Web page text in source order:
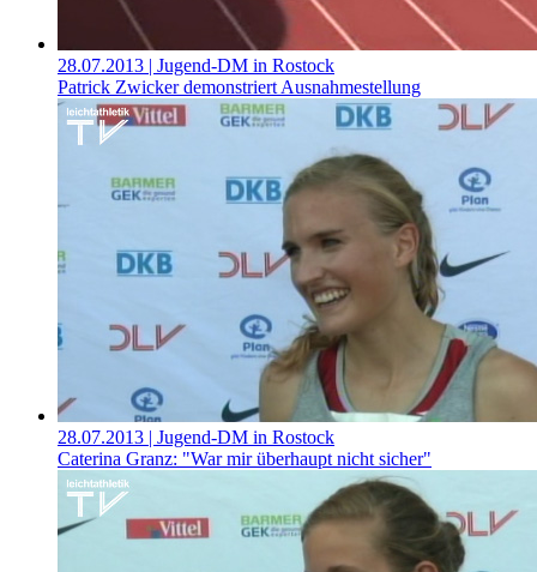
28.07.2013 | Jugend-DM in Rostock
Patrick Zwicker demonstriert Ausnahmestellung
28.07.2013 | Jugend-DM in Rostock
Caterina Granz: "War mir überhaupt nicht sicher"